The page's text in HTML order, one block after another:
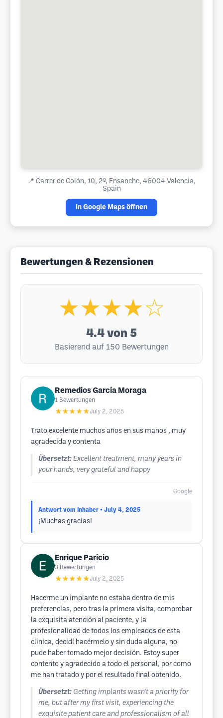
📍 Carrer de Colón, 10, 2º, Ensanche, 46004 Valencia,
Spain
In Google Maps öffnen
Bewertungen & Rezensionen
★★★★☆
4.4 von 5
Basierend auf 150 Bewertungen
Remedios Garcia Moraga
1 Bewertungen
★★★★★July 2, 2025
Trato excelente muchos años en sus manos , muy
agradecida y contenta
Übersetzt: Excellent treatment, many years in
your hands, very grateful and happy
Google
Antwort vom Inhaber • July 4, 2025
¡Muchas gracias!
Enrique Paricio
3 Bewertungen
★★★★★July 2, 2025
Hacerme un implante no estaba dentro de mis
preferencias, pero tras la primera visita, comprobar
la exquisita atención al paciente, y la
profesionalidad de todos los empleados de esta
clinica, decidí hacérmelo y sin duda alguna, no
pude haber tomado mejor decisión. Estoy super
contento y agradecido a todo el personal, por como
me han tratado y por el resultado final obtenido.
Übersetzt: Getting implants wasn't a priority for
me, but after my first visit, experiencing the
exquisite patient care and professionalism of all